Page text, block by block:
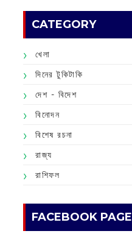
CATEGORY
খেলা
দিনের টুকিটাকি
দেশ - বিদেশ
বিনোদন
বিশেষ রচনা
রাজ্য
রাশিফল
FACEBOOK PAGE